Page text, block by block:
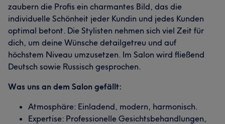
zaubern die Profis ein charmantes Bild, das die
individuelle Schönheit jeder Kundin und jedes Kunden
optimal betont. Die Stylisten nehmen sich viel Zeit für
dich, um deine Wünsche detailgetreu und auf
höchstem Niveau umzusetzen. Im Salon wird fließend
Deutsch sowie Russisch gesprochen.
Was uns an dem Salon gefällt:
Atmosphäre: Einladend, modern, harmonisch.
Expertise: Professionelle Gesichtsbehandlungen,